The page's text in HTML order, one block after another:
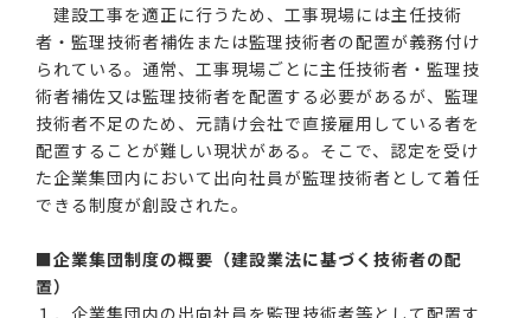
建設工事を適正に行うため、工事現場には主任技術
者・監理技術者補佐または監理技術者の配置が義務付け
られている。通常、工事現場ごとに主任技術者・監理技
術者補佐又は監理技術者を配置する必要があるが、監理
技術者不足のため、元請け会社で直接雇用している者を
配置することが難しい現状がある。そこで、認定を受け
た企業集団内において出向社員が監理技術者として着任
できる制度が創設された。
■企業集団制度の概要（建設業法に基づく技術者の配
置）
１．企業集団内の出向社員を監理技術者等として配置す